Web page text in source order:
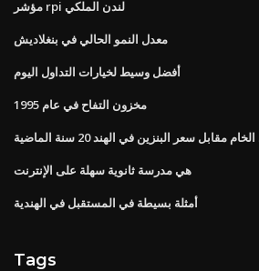
مؤشر rpi لندن الملكي
معدل النمو الحالي في بنغلاديش
أفضل وسيط لخيارات التداول اليوم
مخزون التفاح في عام 1995
مقابل سعر البنزين في الهند 20 سنة الماضية
هي مدرسة ثانوية سهلة على الإنترنت
أمثلة بسيطة في المستقبل في الهندية
Tags